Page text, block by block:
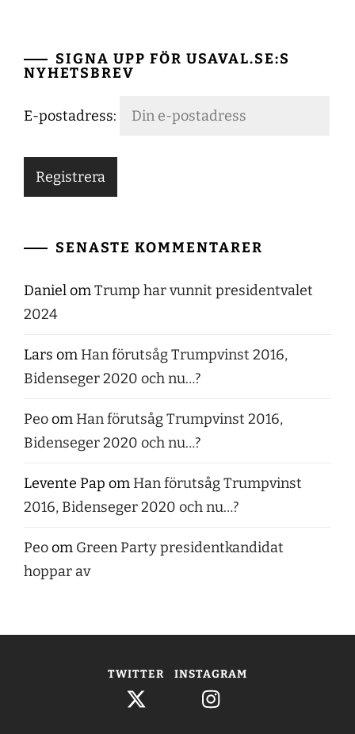
SIGNA UPP FÖR USAVAL.SE:S
NYHETSBREV
E-postadress:
SENASTE KOMMENTARER
DanielomTrump har vunnit presidentvalet
2024
Lars om Han förutsåg Trumpvinst 2016,
Bidenseger 2020 och nu…?
Peoom Han förutsåg Trumpvinst 2016,
Bidenseger 2020 och nu…?
Levente Pap om Han förutsåg Trumpvinst
2016, Bidenseger 2020 och nu…?
Peoom Green Party presidentkandidat
hoppar av
TWITTER INSTAGRAM